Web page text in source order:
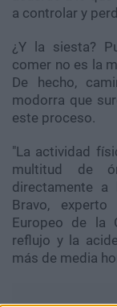
a controlar y
¿Y la siesta?
comer no es la
De hecho,
modorra que
este proceso.
"La actividad
multitud de
directamente a
Bravo,
Europeo de la
reflujo y la
más de media